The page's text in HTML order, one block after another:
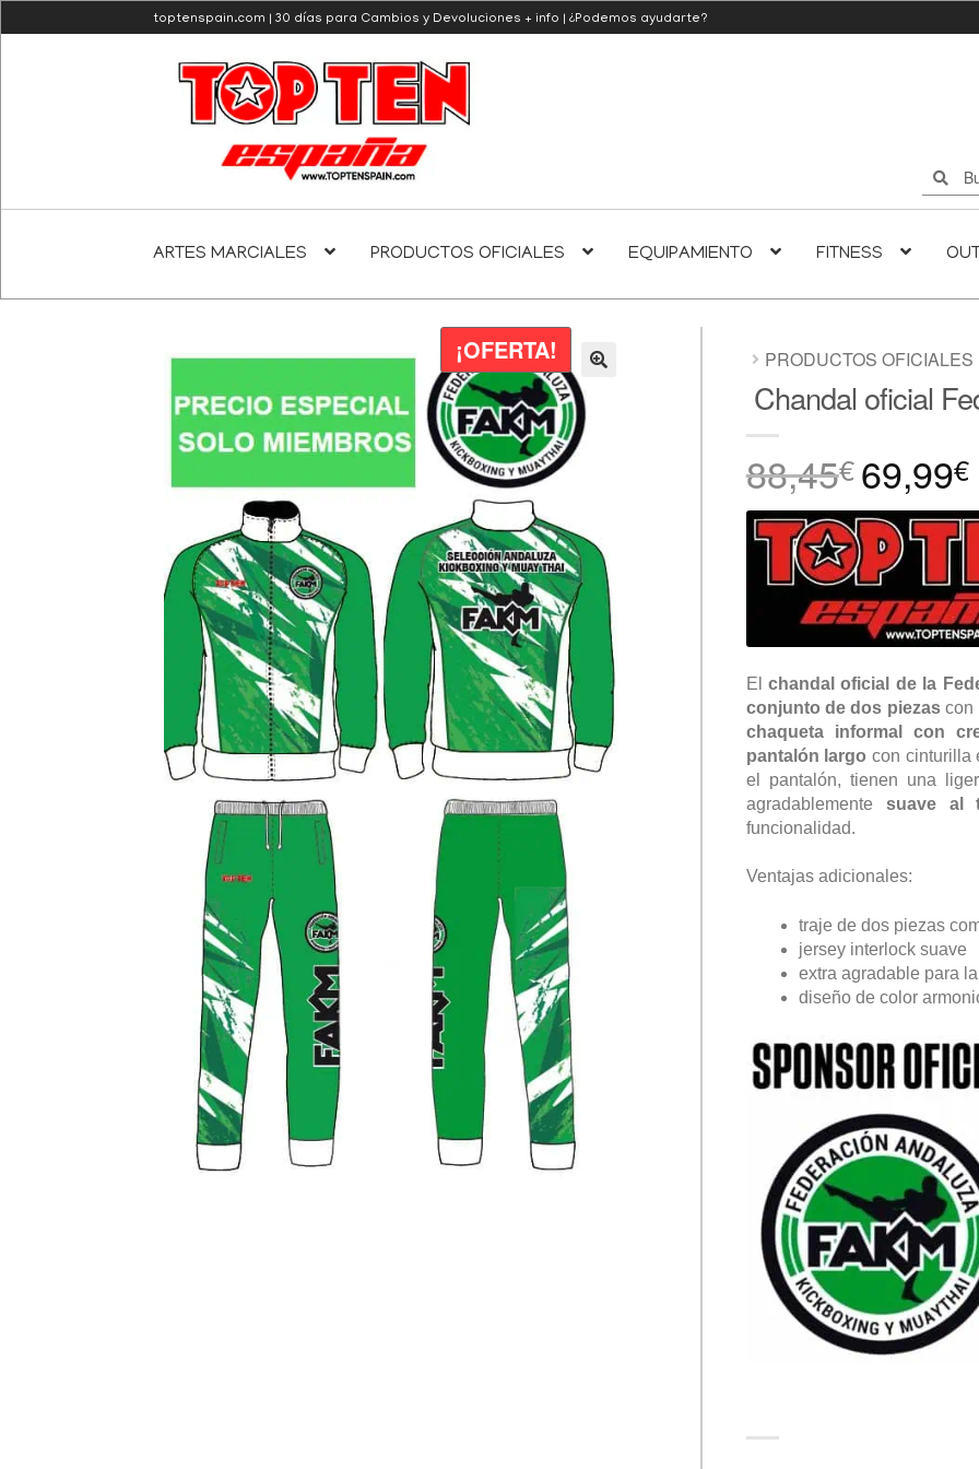
toptenspain.com | 30 días para Cambios y Devoluciones + info |¿Podemos ayudarte?
navegación
contenido
Buscar
por:
Buscar
ARTES MARCIALES PRODUCTOS OFICIALES EQUIPAMIENTO FITNESS
¡OFERTA! PRODUCTOS OFICIALES
Chandal oficial
88,45€ El
precio
original
era:
88,45€.
69,99€
Elchandal oficial de la
conjunto de dos piezascon
chaqueta informal con
pantalón largo con cinturilla
el pantalón, tienen una
agradablemente suave al
funcionalidad.
Ventajas adicionales:
traje de dos piezas
jersey interlock suave
extra agradable para
diseño de color